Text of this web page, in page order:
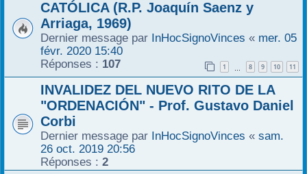
CATÓLICA (R.P. Joaquín Saenz y
Arriaga, 1969)
Dernier message par InHocSignoVinces « mer. 05
févr. 2020 15:40
Réponses : 107 1 8 9 10 11
INVALIDEZ DEL NUEVO RITO DE LA
"ORDENACIÓN" - Prof. Gustavo Daniel
Corbi
Dernier message par InHocSignoVinces « sam.
26 oct. 2019 20:56
Réponses : 2